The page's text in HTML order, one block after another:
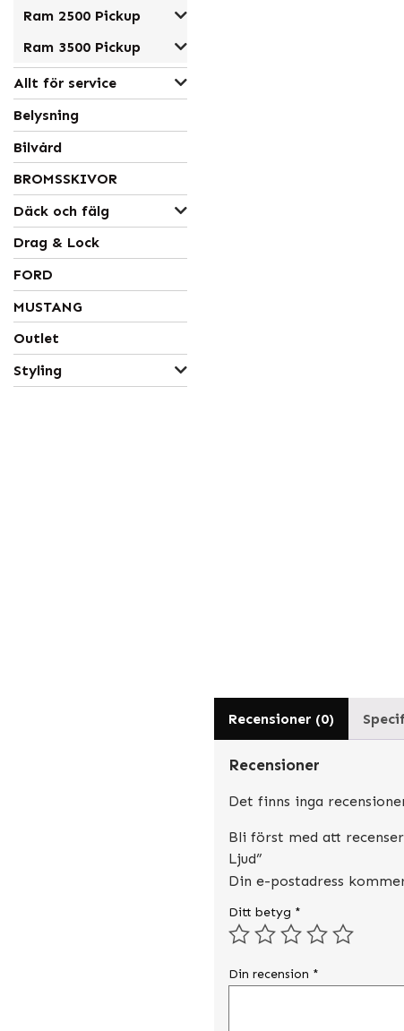
Ram 2500 Pickup
Ram 3500 Pickup
Allt för service
Belysning
Bilvård
BROMSSKIVOR
Däck och fälg
Drag & Lock
FORD
MUSTANG
Outlet
Styling
Recensioner (0)
Recensioner
Det finns inga
Bli först med att
Ljud”
Din e-postadress
Ditt betyg *
Din recension *